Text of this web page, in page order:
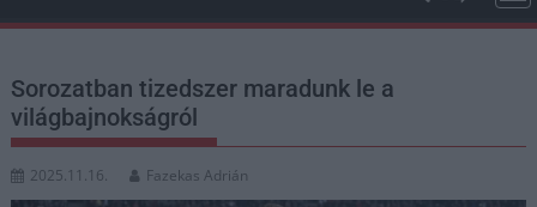
Sorozatban tizedszer maradunk le a
világbajnokságról
2025.11.16. Fazekas Adrián